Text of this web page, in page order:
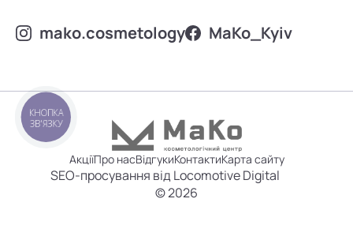
mako.cosmetology MаKo_Kyiv
АкціїПро насВідгукиКонтактиКарта сайту
SEO-просування від Locomotive Digital
© 2026
КНОПКА
ЗВ'ЯЗКУ